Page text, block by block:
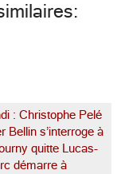
: Christophe Pelé
Bellin s’interroge à
quitte Lucas-
démarre à